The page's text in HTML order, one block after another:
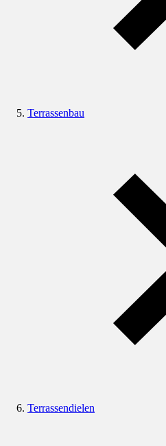
Terrassenbau
Terrassendielen